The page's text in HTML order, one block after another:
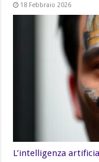
18 Febbraio 2026
L’intelligenza